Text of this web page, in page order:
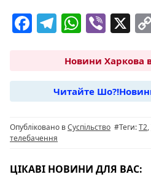
F
e
b
o
o
k
T
e
g
ra
m
W
at
s
A
p
Vi
er
X
Новини Харкова
Читайте
Опубліковано вСуспільство #Теги:Т2,
телебачення
ЦІКАВІ НОВИНИ ДЛЯ ВАС: